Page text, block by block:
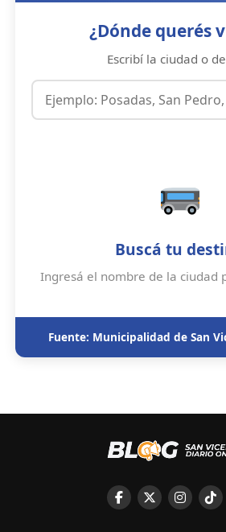
¿Dónde querés
Escribí la ciudad o
Buscá tu
Ingresá el nombre de la ciudad
Fuente: Municipalidad de San